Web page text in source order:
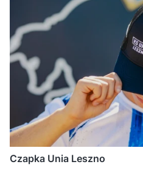
Czapka Unia Leszno